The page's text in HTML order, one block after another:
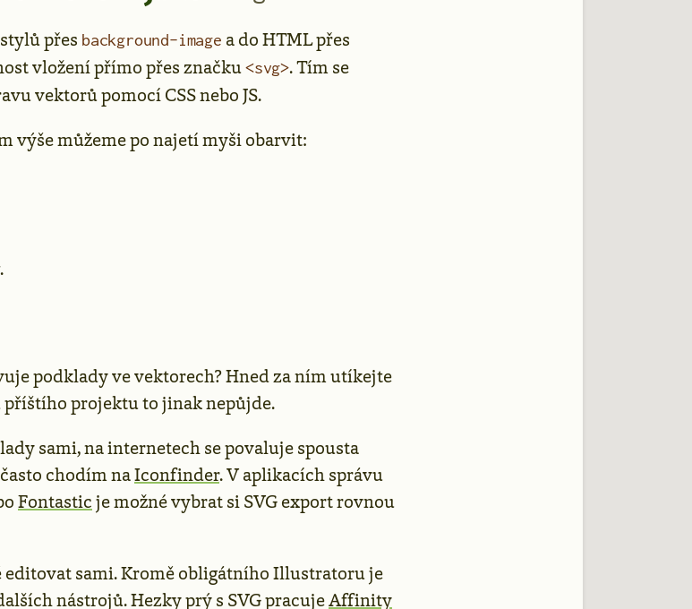
přes background-image a do HTML přes
vložení přímo přes značku<svg>. Tím se
vektorů pomocí CSS nebo JS.
výše můžeme po najetí myši obarvit:
.
podklady ve vektorech? Hned za ním utíkejte
příštího projektu to jinak nepůjde.
sami, na internetech se povaluje spousta
chodím naIconfinder. V aplikacích správu
Fontasticje možné vybrat si SVG export rovnou
editovat sami. Kromě obligátního Illustratoru je
nástrojů. Hezky prý s SVG pracujeAffinity